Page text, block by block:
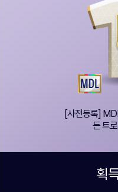
[사전등록]
든 트
획